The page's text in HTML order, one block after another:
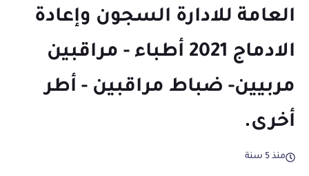
العامة للادارة السجون وإعادة
الادماج 2021 أطباء - مراقبين
مربيين- ضباط مراقبين - أطر
أخرى.
منذ 5 سنة